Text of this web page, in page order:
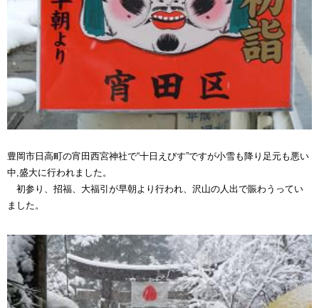
豊岡市日高町の宵田西宮神社で“十日えびす”ですが小雪も降り足元も悪い
中,盛大に行われました。
初参り、招福、大福引が早朝より行われ、沢山の人出で賑わうってい
ました。